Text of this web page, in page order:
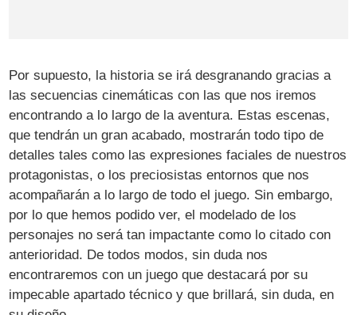
Por supuesto, la historia se irá desgranando gracias a
las secuencias cinemáticas con las que nos iremos
encontrando a lo largo de la aventura. Estas escenas,
que tendrán un gran acabado, mostrarán todo tipo de
detalles tales como las expresiones faciales de nuestros
protagonistas, o los preciosistas entornos que nos
acompañarán a lo largo de todo el juego. Sin embargo,
por lo que hemos podido ver, el modelado de los
personajes no será tan impactante como lo citado con
anterioridad. De todos modos, sin duda nos
encontraremos con un juego que destacará por su
impecable apartado técnico y que brillará, sin duda, en